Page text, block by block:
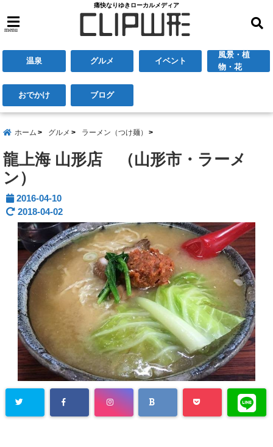
痛快なりゆきローカルメディア
menu
温泉 グルメ イベント
風景・植
物・花
おでかけ ブログ
ホーム グルメ ラーメン（つけ麺）
龍上海 山形店 （山形市・ラーメ
ン）
2016-04-10
2018-04-02